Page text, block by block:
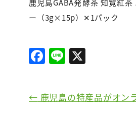
鹿児島GABA発酵茶 知覧紅茶
ー（3g×15p）✕1パック
F
a
c
e
Li
n
e
← 鹿児島の特産品がオン